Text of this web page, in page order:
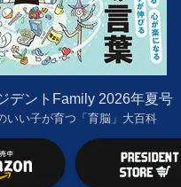
デントFamily 2026年夏号
いい子が育つ「育脳」大百科